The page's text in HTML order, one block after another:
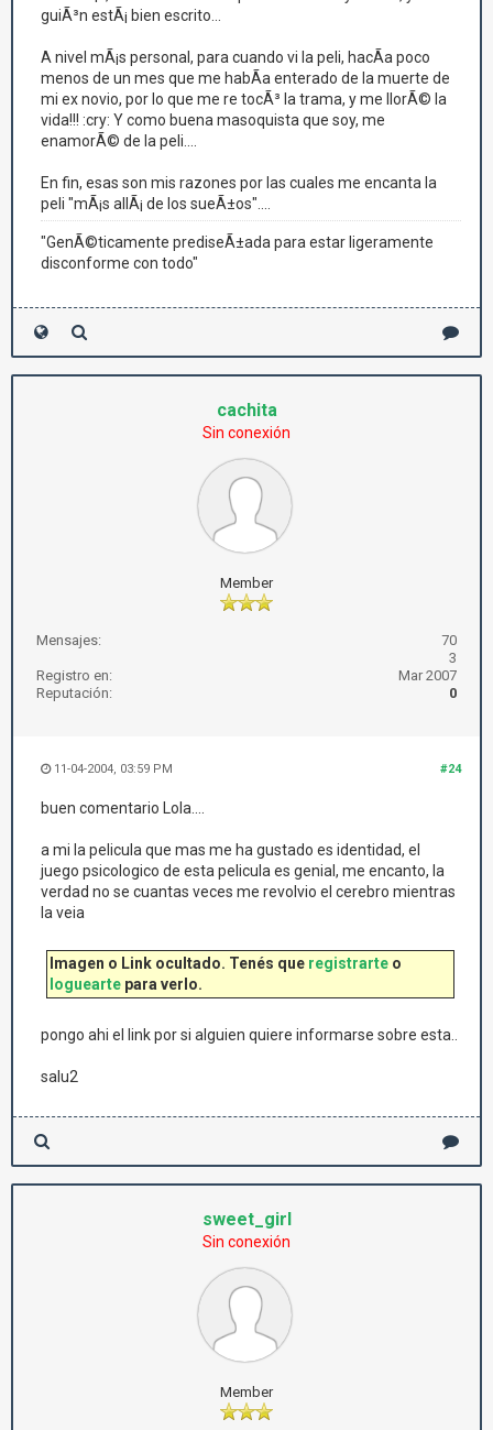
guiÃ³n estÃ¡ bien escrito...
A nivel mÃ¡s personal, para cuando vi la peli, hacÃ­a poco
menos de un mes que me habÃ­a enterado de la muerte de
mi ex novio, por lo que me re tocÃ³ la trama, y me llorÃ© la
vida!!! :cry: Y como buena masoquista que soy, me
enamorÃ© de la peli....
En fin, esas son mis razones por las cuales me encanta la
peli "mÃ¡s allÃ¡ de los sueÃ±os"....
"GenÃ©ticamente prediseÃ±ada para estar ligeramente
disconforme con todo"
cachita
Sin conexión
Member
Mensajes:
70
3
Registro en:
Mar 2007
Reputación:
0
#24
11-04-2004, 03:59 PM
buen comentario Lola....
a mi la pelicula que mas me ha gustado es identidad, el
juego psicologico de esta pelicula es genial, me encanto, la
verdad no se cuantas veces me revolvio el cerebro mientras
la veia
Imagen o Link ocultado. Tenés que registrarte o
loguearte para verlo.
pongo ahi el link por si alguien quiere informarse sobre esta..
salu2
sweet_girl
Sin conexión
Member